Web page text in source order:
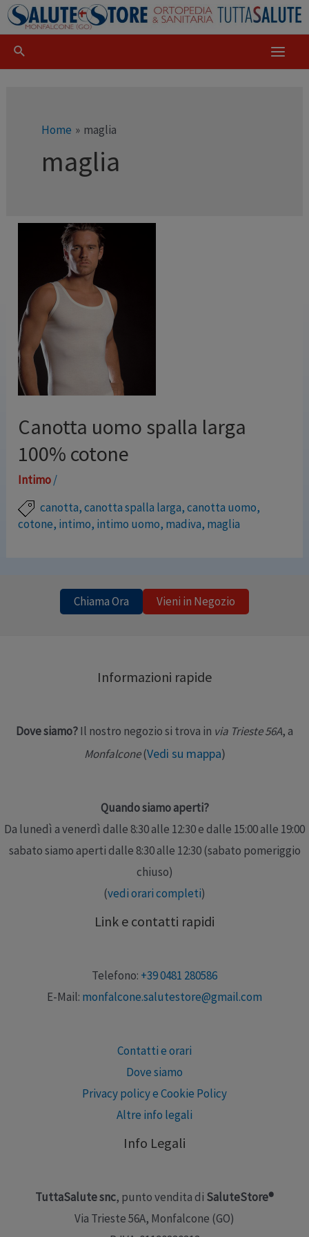
Home maglia
maglia
Canotta uomo spalla larga
100% cotone
Intimo/
canotta,canotta spalla larga,canotta uomo,
cotone, intimo, intimo uomo, madiva, maglia
Colore: Bianco 100% Cotone Marchio: MADIVA Made in
Chiama Ora Vieni in Negozio
Informazioni rapide
Dove siamo?Il nostro negozio si trova in via Trieste 56A, a
Monfalcone(Vedi su mappa)
Quando siamo aperti?
Da lunedì a venerdì dalle 8:30 alle 12:30 e dalle 15:00 alle 19:00
sabato siamo aperti dalle 8:30 alle 12:30 (sabato pomeriggio
chiuso)
(vedi orari completi)
Link e contatti rapidi
Telefono: +39 0481 280586
E-Mail: monfalcone.salutestore@gmail.com
Contatti e orari
Dove siamo
Privacy policy e Cookie Policy
Altre info legali
Info Legali
TuttaSalute snc, punto vendita di SaluteStore®
Via Trieste 56A, Monfalcone (GO)